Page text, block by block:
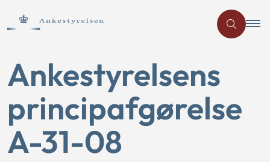
Ankestyrelsens
principafgørelse
A-31-08